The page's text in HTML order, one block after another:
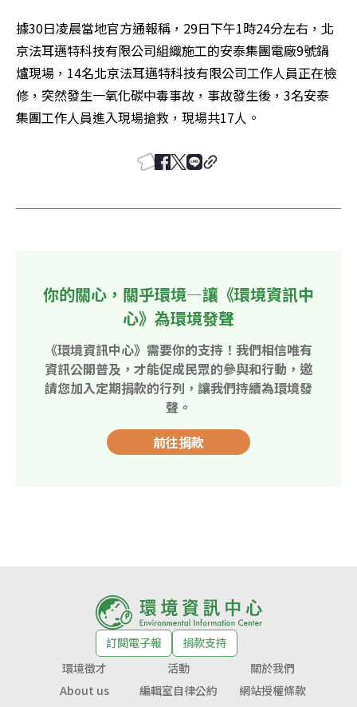
據30日凌晨當地官方通報稱，29日下午1時24分左右，北
京法耳邁特科技有限公司組織施工的安泰集團電廠9號鍋
爐現場，14名北京法耳邁特科技有限公司工作人員正在檢
修，突然發生一氧化碳中毒事故，事故發生後，3名安泰
集團工作人員進入現場搶救，現場共17人。
你的關心，關乎環境—讓《環境資訊中
心》為環境發聲
《環境資訊中心》需要你的支持！我們相信唯有
資訊公開普及，才能促成民眾的參與和行動，邀
請您加入定期捐款的行列，讓我們持續為環境發
聲。
前往捐款
訂閱電子報
捐款支持
環境徵才
活動
關於我們
About us
編輯室自律公約
網站授權條款